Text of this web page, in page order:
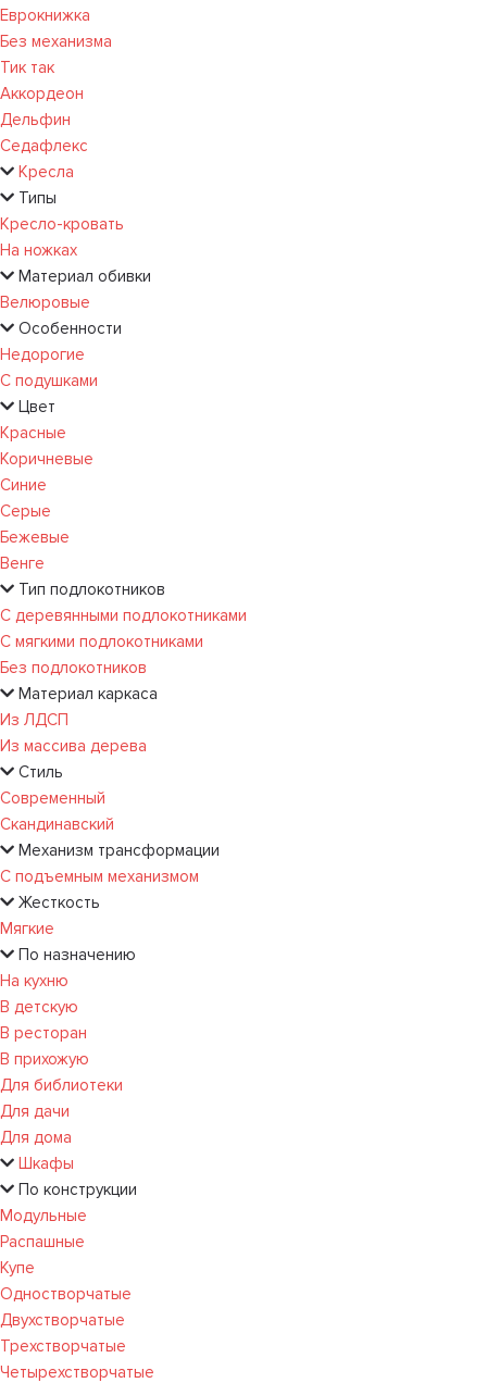
Еврокнижка
Без механизма
Тик так
Аккордеон
Дельфин
Седафлекс
Кресла
Типы
Кресло-кровать
На ножках
Материал обивки
Велюровые
Особенности
Недорогие
С подушками
Цвет
Красные
Коричневые
Синие
Серые
Бежевые
Венге
Тип подлокотников
С деревянными подлокотниками
С мягкими подлокотниками
Без подлокотников
Материал каркаса
Из ЛДСП
Из массива дерева
Стиль
Современный
Скандинавский
Механизм трансформации
С подъемным механизмом
Жесткость
Мягкие
По назначению
На кухню
В детскую
В ресторан
В прихожую
Для библиотеки
Для дачи
Для дома
Шкафы
По конструкции
Модульные
Распашные
Купе
Одностворчатые
Двухстворчатые
Трехстворчатые
Четырехстворчатые